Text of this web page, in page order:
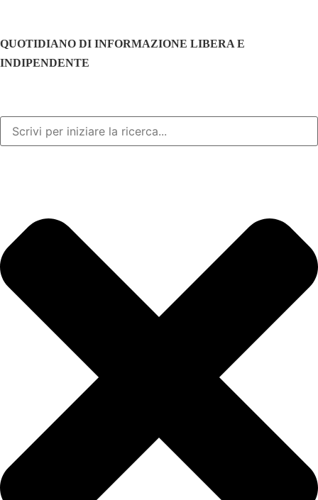
QUOTIDIANO DI INFORMAZIONE LIBERA E
INDIPENDENTE